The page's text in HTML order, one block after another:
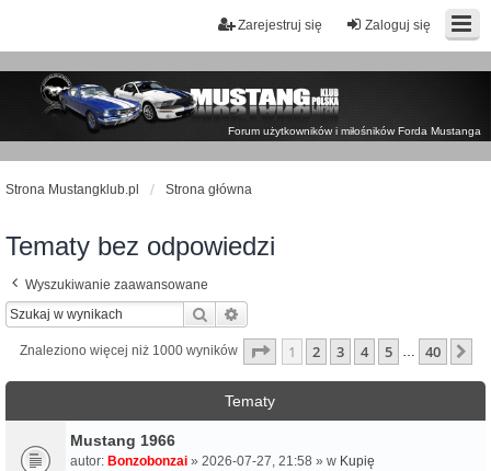
Zaloguj się
Zarejestruj się
Forum użytkowników i miłośników Forda Mustanga
Strona Mustangklub.pl Strona główna
Tematy bez odpowiedzi
Wyszukiwanie zaawansowane
Szukaj
Znaleziono więcej niż 1000 wyników Strona1 z40
1 2 3 4 5 … 40
Tematy
Mustang 1966
autor: Bonzobonzai » 2026-07-27, 21:58 » w Kupię